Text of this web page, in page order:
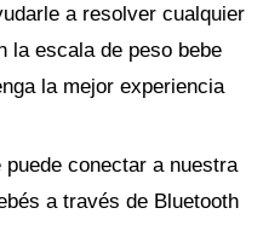
a resolver cualquier
la escala de peso bebe
la mejor experiencia
conectar a nuestra
a través de Bluetooth